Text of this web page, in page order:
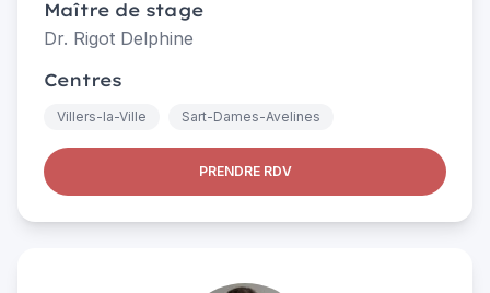
Maître de stage
Dr. Rigot Delphine
Centres
Villers-la-Ville Sart-Dames-Avelines
PRENDRE RDV